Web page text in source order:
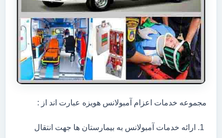
مجموعه خدمات اعزام آمبولانس هویزه عبارت اند از :
ارائه خدمات آمبولانس به بیمارستان ها جهت انتقال